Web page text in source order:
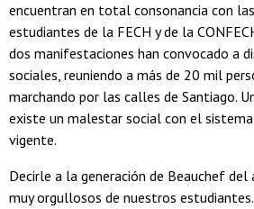
encuentran en total consonancia con
estudiantes de la FECH y de la
dos manifestaciones han convocado a
sociales, reuniendo a más de 20 mil
marchando por las calles de Santiago.
existe un malestar social con el
vigente.
Decirle a la generación de Beauchef
muy orgullosos de nuestros